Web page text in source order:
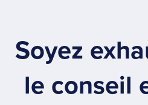
Soyez
le conseil